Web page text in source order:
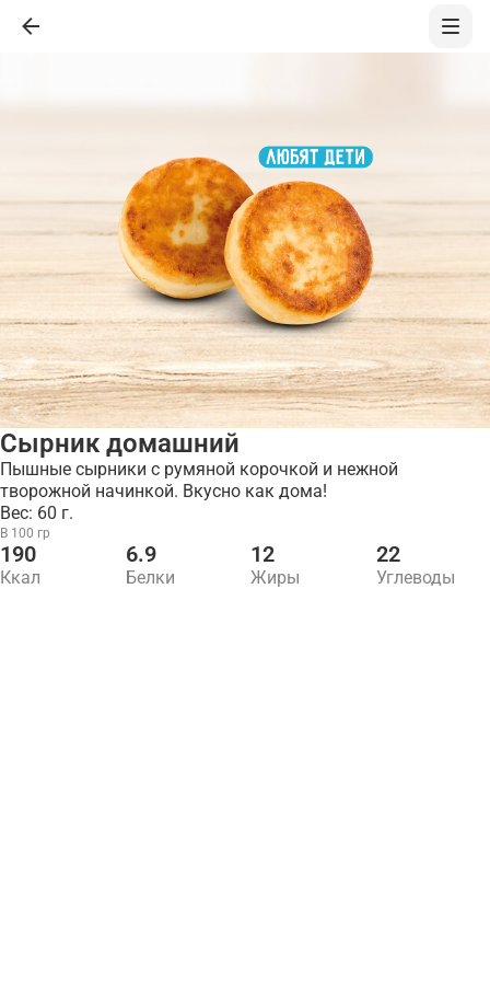
Сырник домашний
Пышные сырники с румяной корочкой и нежной
творожной начинкой. Вкусно как дома!
Вес: 60 г.
В 100 гр
190
Ккал
6.9
Белки
12
Жиры
22
Углеводы